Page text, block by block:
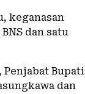
keganasan
dan satu
Penjabat Bupati
dan